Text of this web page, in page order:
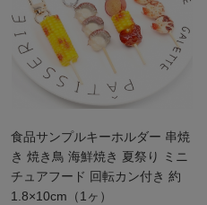
食品サンプルキーホルダー 串焼
き 焼き鳥 海鮮焼き 夏祭り ミニ
チュアフード 回転カン付き 約
1.8×10cm（1ヶ）